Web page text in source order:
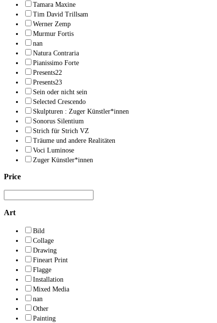
Tamara Maxine
Tim David Trillsam
Werner Zemp
Murmur Fortis
nan
Natura Contraria
Pianissimo Forte
Presents22
Presents23
Sein oder nicht sein
Selected Crescendo
Skulpturen : Zuger Künstler*innen
Sonorus Silentium
Strich für Strich VZ
Träume und andere Realitäten
Voci Luminose
Zuger Künstler*innen
Price
Art
Bild
Collage
Drawing
Fineart Print
Flagge
Installation
Mixed Media
nan
Other
Painting